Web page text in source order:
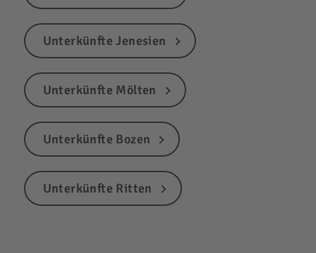
Unterkünfte Jenesien
Unterkünfte Mölten
Unterkünfte Bozen
Unterkünfte Ritten